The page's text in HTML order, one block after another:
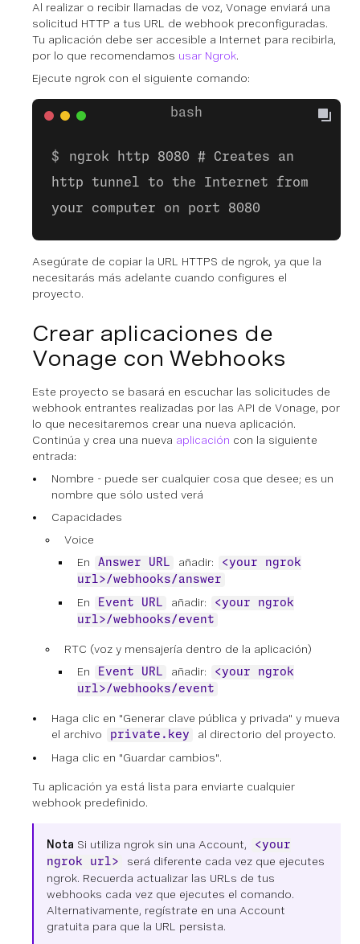
Al realizar o recibir llamadas de voz, Vonage enviará una
solicitud HTTP a tus URL de webhook preconfiguradas.
Tu aplicación debe ser accesible a Internet para recibirla,
por lo que recomendamos usar Ngrok.
Ejecute ngrok con el siguiente comando:
ngrok http 8080 # Creates an
http tunnel to the Internet from
your computer on port 8080
Asegúrate de copiar la URL HTTPS de ngrok, ya que la
necesitarás más adelante cuando configures el
proyecto.
Crear aplicaciones de
Vonage con Webhooks
Este proyecto se basará en escuchar las solicitudes de
webhook entrantes realizadas por las API de Vonage, por
lo que necesitaremos crear una nueva aplicación.
Continúa y crea una nueva aplicación con la siguiente
entrada:
Nombre - puede ser cualquier cosa que desee; es un
nombre que sólo usted verá
Capacidades
Voice
En
Answer URL añadir:
<your ngrok
url>/webhooks/answer
En Event URL añadir:
<your ngrok
url>/webhooks/event
RTC (voz y mensajería dentro de la aplicación)
En
Event URL añadir:
<your ngrok
url>/webhooks/event
Haga clic en "Generar clave pública y privada" y mueva
el archivo
private.key
al directorio del proyecto.
Haga clic en "Guardar cambios".
Tu aplicación ya está lista para enviarte cualquier
webhook predefinido.
Nota Si utiliza ngrok sin una Account,
<your
ngrok url>
será diferente cada vez que ejecutes
ngrok. Recuerda actualizar las URLs de tus
webhooks cada vez que ejecutes el comando.
Alternativamente, regístrate en una Account
gratuita para que la URL persista.